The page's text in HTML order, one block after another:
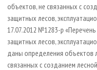
объектов, не связанных с
защитных лесов,
17.07.2012 №1283-р
защитных лесов,
даны определения объектов
связанных с созданием